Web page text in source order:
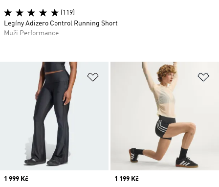
Přidat do seznamu přání
Price
1 999 Kč
Price
1 199 Kč
(119)
Legíny Adizero Control Running Short
Muži Performance